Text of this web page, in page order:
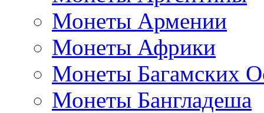
Монеты Армении
Монеты Африки
Монеты Багамских
Монеты Бангладеша